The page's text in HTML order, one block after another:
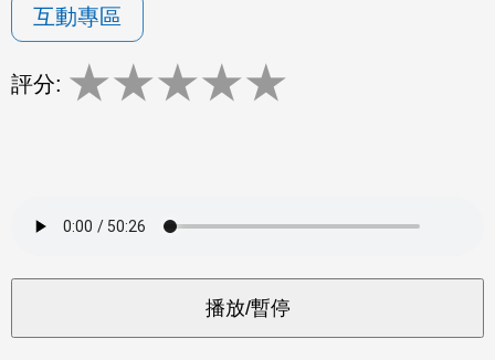
互動專區
評分: ★★★★★